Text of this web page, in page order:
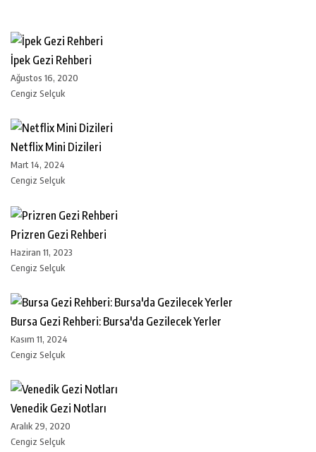
İpek Gezi Rehberi
Ağustos 16, 2020
Cengiz Selçuk
Netflix Mini Dizileri
Mart 14, 2024
Cengiz Selçuk
Prizren Gezi Rehberi
Haziran 11, 2023
Cengiz Selçuk
Bursa Gezi Rehberi: Bursa'da Gezilecek Yerler
Kasım 11, 2024
Cengiz Selçuk
Venedik Gezi Notları
Aralık 29, 2020
Cengiz Selçuk